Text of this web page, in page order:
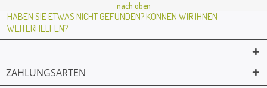
nach oben
HABEN SIE ETWAS NICHT GEFUNDEN? KÖNNEN WIR IHNEN
WEITERHELFEN?
ZAHLUNGSARTEN